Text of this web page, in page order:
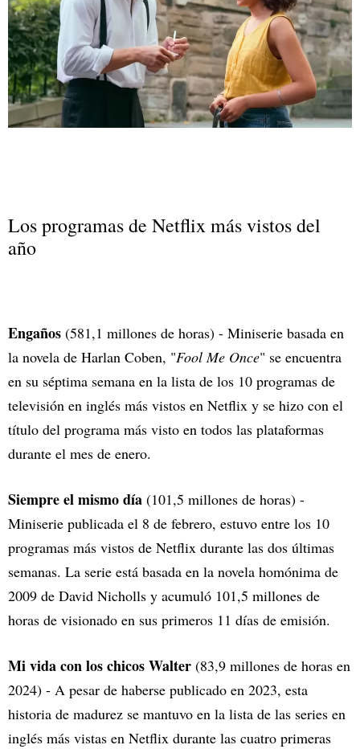
Los programas de Netflix más vistos del
año
Engaños (581,1 millones de horas) - Miniserie basada en
la novela de Harlan Coben, "Fool Me Once" se encuentra
en su séptima semana en la lista de los 10 programas de
televisión en inglés más vistos en Netflix y se hizo con el
título del programa más visto en todos las plataformas
durante el mes de enero.
Siempre el mismo día (101,5 millones de horas) -
Miniserie publicada el 8 de febrero, estuvo entre los 10
programas más vistos de Netflix durante las dos últimas
semanas. La serie está basada en la novela homónima de
2009 de David Nicholls y acumuló 101,5 millones de
horas de visionado en sus primeros 11 días de emisión.
Mi vida con los chicos Walter (83,9 millones de horas en
2024) - A pesar de haberse publicado en 2023, esta
historia de madurez se mantuvo en la lista de las series en
inglés más vistas en Netflix durante las cuatro primeras